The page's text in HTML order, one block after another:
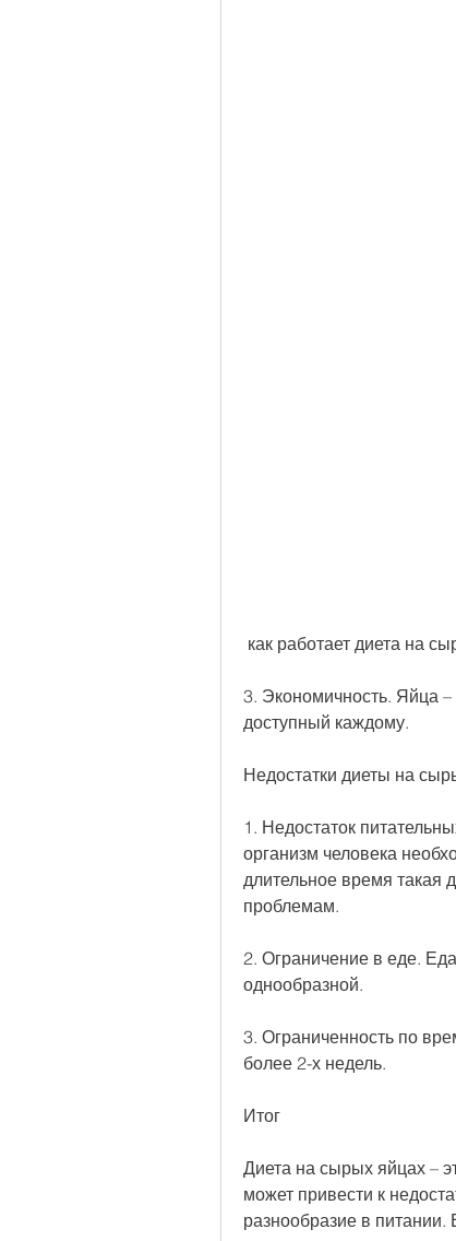
как работает диета на
3. Экономичность. Яйца –
доступный каждому.
Недостатки диеты на
1. Недостаток
организм человека
длительное время такая
проблемам.
2. Ограничение в еде.
однообразной.
3. Ограниченность по
более 2-х недель.
Итог
Диета на сырых яйцах –
может привести к
разнообразие в